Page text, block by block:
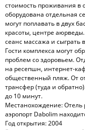
стоимость проживания в
оборудована отдельная
могут поплавать в двух
красоты, центре
сеанс массажа и сыграть
Гости комплекса могут
проблем со здоровьем.
на ресепшн, интернет-
общественный пляж. От
трансфер (туда и
до 10 минут.
Местанохождение:
аэропорт Dabolim
Год открытия: 2004